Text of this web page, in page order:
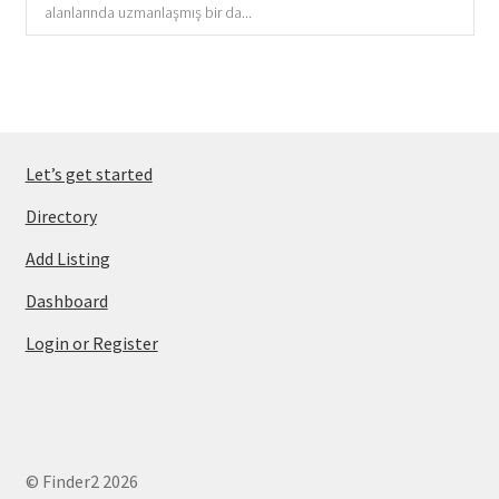
alanlarında uzmanlaşmış bir da...
Let’s get started
Directory
Add Listing
Dashboard
Login or Register
© Finder2 2026